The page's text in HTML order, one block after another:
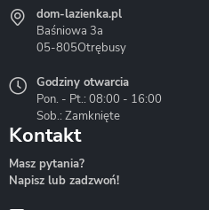
Hydrostop
Liveno
dom-lazienka.pl
Baśniowa 3a
05-805Otrębusy
Godziny otwarcia
Pon. - Pt.: 08:00 - 16:00
Sob.: Zamknięte
Kontakt
Masz pytania?
Napisz lub zadzwoń!